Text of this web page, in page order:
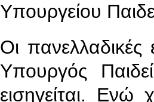
Υπουργείου
Οι πανελλαδικές
Υπουργός
εισηγείται.